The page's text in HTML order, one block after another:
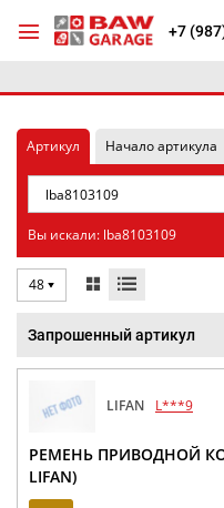
+7
Артикул Начало артикула
Вы искали: lba8103109
48
Запрошенный артикул
LIFAN L***9
РЕМЕНЬ ПРИВОДНОЙ
LIFAN)